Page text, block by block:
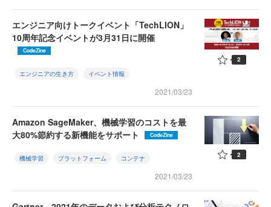
エンジニア向けトークイベント「TechLION」
10周年記念イベントが3月31日に開催
CodeZine
エンジニアの生き方 イベント情報
2021/03/23
2
Amazon SageMaker、機械学習のコストを最
大80%節約する新機能をサポート
CodeZine
機械学習 プラットフォーム コンテナ
2021/03/23
2